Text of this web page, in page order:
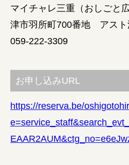
マイチャレ三重（おしごと
津市羽所町700番地 アスト
059-222-3309
お申し込みURL
https://reserva.be/